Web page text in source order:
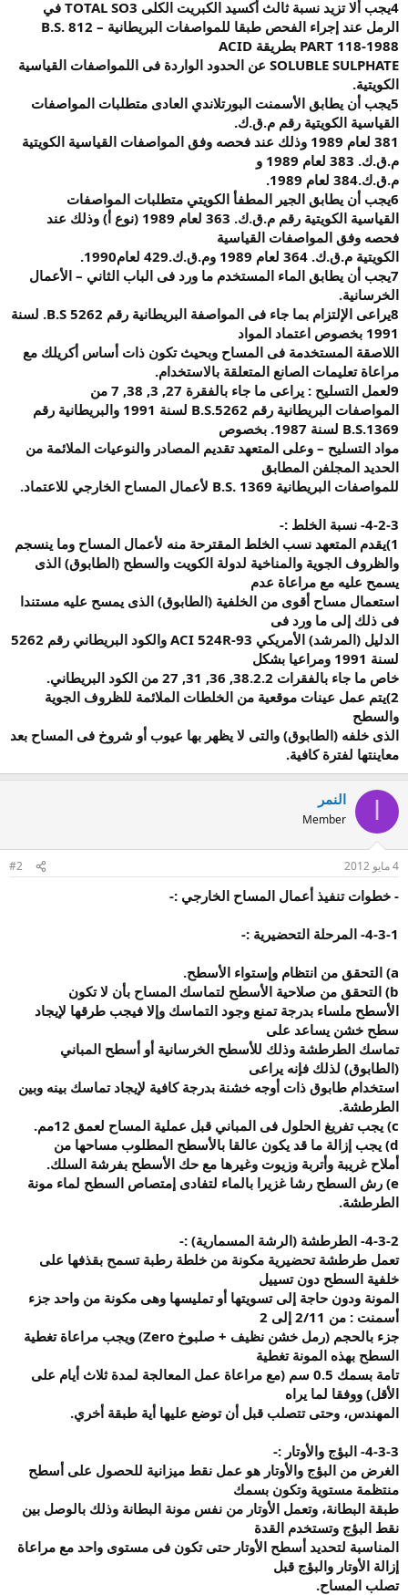
4يجب ألا تزيد نسبة ثالث أكسيد الكبريت الكلى
في
الرمل عند إجراء الفحص طبقا للمواصفات البريطانية
– B.S. 812
PART 118-1988 بطريقة
SOLUBLE SULPHATE عن الحدود الواردة فى اللمواصفات القياسية
الكويتية.
5يجب أن يطابق الأسمنت البورتلاندي العادى متطلبات المواصفات
القياسية الكويتية رقم م.ق.ك.
381
لعام 1989 وذلك عند فحصه وفق المواصفات القياسية الكويتية
م.ق.ك. 383 لعام 1989 و
م.ق.ك.384 لعام 1989
.
6يجب أن يطابق الجير المطفأ الكويتي متطلبات المواصفات
القياسية الكويتية رقم م.ق.ك. 363 لعام 1989 (نوع أ) وذلك عند
فحصه وفق المواصفات القياسية
الكويتية م.ق.ك. 364 لعام 1989 وم.ق.ك.429 لعام1990
.
7يجب أن يطابق الماء المستخدم ما ورد فى الباب الثاني – الأعمال
الخرسانية.
8يراعى الإلتزام بما جاء فى المواصفة البريطانية رقم 5262
لسنة
1991 بخصوص اعتماد المواد
اللاصقة المستخدمة فى المساح وبحيث تكون ذات أساس أكريلك مع
مراعاة تعليمات الصانع المتعلقة بالاستخدام.
9لعمل التسليح : يراعى ما جاء بالفقرة 27, 3, 38, 7 من
المواصفات البريطانية رقم
لسنة 1991 والبريطانية رقم
B.S.1369 لسنة 1987. بخصوص
مواد التسليح – وعلى المتعهد تقديم المصادر والنوعيات الملائمة من
الحديد المجلفن المطابق
للمواصفات البريطانية
لأعمال المساح الخارجي للاعتماد.
4-2-3- نسبة الخلط :-
1) يقدم المتعهد نسب الخلط المقترحة منه لأعمال المساح وما ينسجم
والظروف الجوية والمناخية لدولة الكويت والسطح (الطابوق) الذى
يسمح عليه مع مراعاة عدم
استعمال مساح أقوى من الخلفية (الطابوق) الذى يمسح عليه مستندا
فى ذلك إلى ما ورد فى
الدليل (المرشد) الأمريكي
والكود البريطاني رقم 5262
لسنة 1991 ومراعيا بشكل
خاص ما جاء بالفقرات 38.2.2, 36, 31, 27 من الكود البريطاني
.
2) يتم عمل عينات موقعية من الخلطات الملائمة للظروف الجوية
والسطح
الذى خلفه (الطابوق) والتى لا يظهر بها عيوب أو شروخ فى المساح بعد
معاينتها لفترة كافية.
النمر
Member
4 مايو 2012 #2
- خطوات تنفيذ أعمال المساح الخارجي :-
4-3-1- المرحلة التحضيرية :-
a) التحقق من انتظام وإستواء الأسطح.
b) التحقق من صلاحية الأسطح لتماسك المساح بأن لا تكون
الأسطح ملساء بدرجة تمنع وجود التماسك وإلا فيجب طرقها لإيجاد
سطح خشن يساعد على
تماسك الطرطشة وذلك للأسطح الخرسانية أو أسطح المباني
(الطابوق) لذلك فإنه يراعى
استخدام طابوق ذات أوجه خشنة بدرجة كافية لإيجاد تماسك بينه وبين
الطرطشة.
c) يجب تفريغ الحلول فى المباني قبل عملية المساح لعمق 12مم
.
d) يجب إزالة ما قد يكون عالقا بالأسطح المطلوب مساحها من
أملاح غريبة وأتربة وزيوت وغيرها مع حك الأسطح بفرشة السلك.
e) رش السطح رشا غزيرا بالماء لتفادى إمتصاص السطح لماء مونة
الطرطشة.
4-3-2- الطرطشة (الرشة المسمارية) :-
تعمل طرطشة تحضيرية مكونة من خلطة رطبة تسمح بقذفها على
خلفية السطح دون تسييل
المونة ودون حاجة إلى تسويتها أو تمليسها وهى مكونة من واحد جزء
أسمنت : من 2/11 إلى 2
جزء بالحجم (رمل خشن نظيف + صلبوخ
ويجب مراعاة تغطية
السطح بهذه المونة تغطية
تامة بسمك 0.5 سم (مع مراعاة عمل المعالجة لمدة ثلاث أيام على
الأقل) ووفقا لما يراه
المهندس، وحتى تتصلب قبل أن توضع عليها أية طبقة أخري.
4-3-3- البؤج والأوتار :-
الغرض من البؤج والأوتار هو عمل نقط ميزانية للحصول على أسطح
منتظمة مستوية وتكون بسمك
طبقة البطانة، وتعمل الأوتار من نفس مونة البطانة وذلك بالوصل بين
نقط البؤج وتستخدم القدة
المناسبة لتحديد أسطح الأوتار حتى تكون فى مستوى واحد مع مراعاة
إزالة الأوتار والبؤج قبل
تصلب المساح.